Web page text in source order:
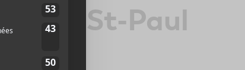
Baie-St-Paul